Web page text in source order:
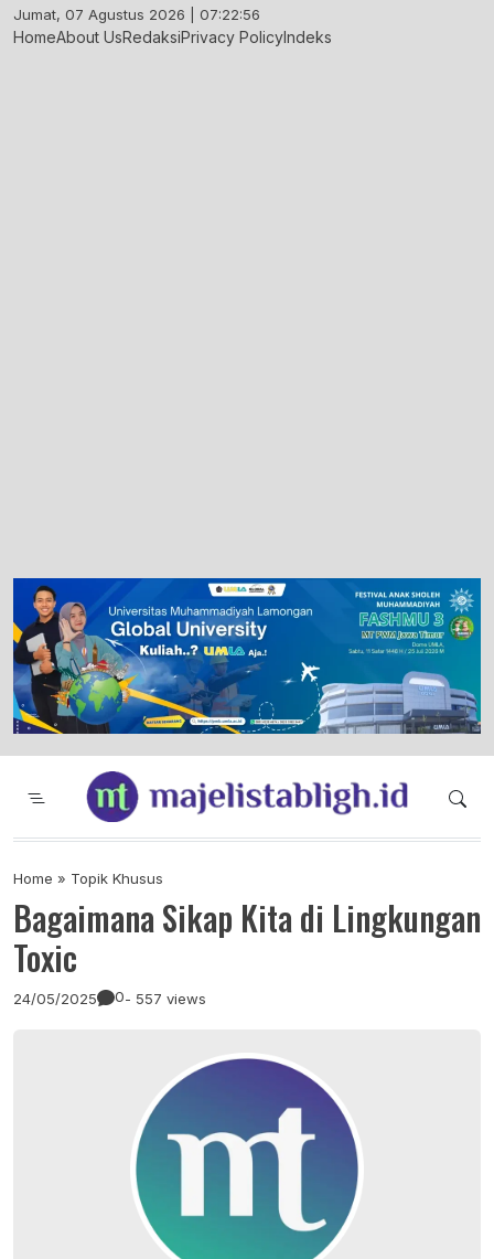
Skip
to
Jumat, 07 Agustus 2026 | 07:22:57
HomeAbout UsRedaksiPrivacy PolicyIndeks
Majelis Tabligh Muhammadiyah
Syiar Dakwah Islam Berkemajuan dan
Home » Topik Khusus
Bagaimana Sikap Kita di Lingkungan
Toxic
24/05/2025 0- 557 views